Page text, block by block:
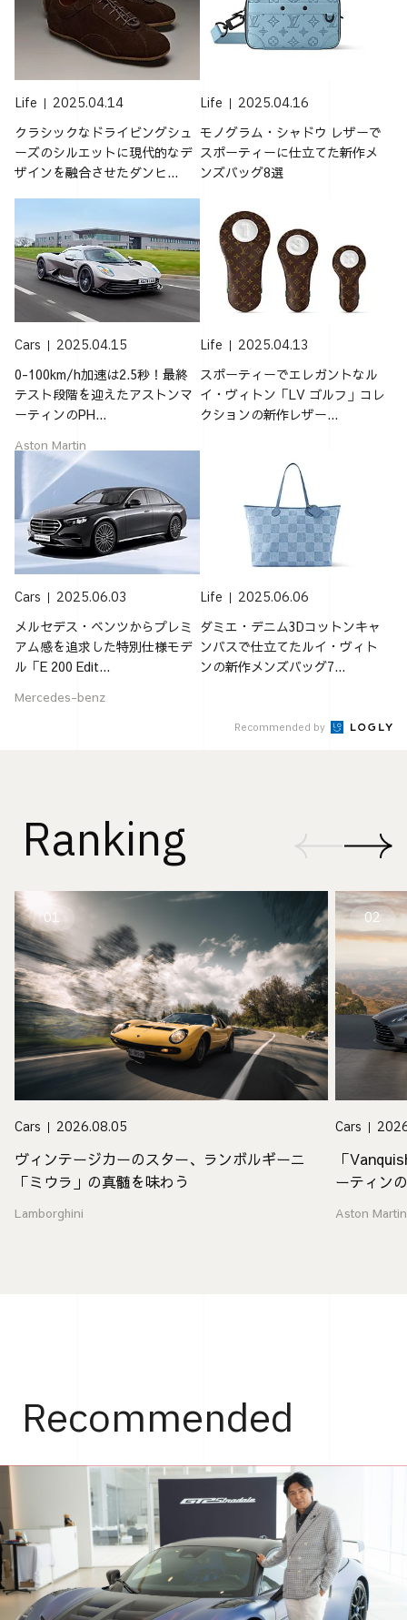
Life 2025.04.14
クラシックなドライビングシュ
ーズのシルエットに現代的なデ
ザインを融合させたダンヒ...
Life 2025.04.16
モノグラム・シャドウ レザーで
スポーティーに仕立てた新作メ
ンズバッグ8選
Cars 2025.04.15
0-100km/h加速は2.5秒！最終
テスト段階を迎えたアストンマ
ーティンのPH...
Aston Martin
Life 2025.04.13
スポーティーでエレガントなル
イ・ヴィトン「LV ゴルフ」コレ
クションの新作レザー...
Cars 2025.06.03
メルセデス・ベンツからプレミ
アム感を追求した特別仕様モデ
ル「E 200 Edit...
Mercedes-benz
Life 2025.06.06
ダミエ・デニム3Dコットンキャ
ンバスで仕立てたルイ・ヴィト
ンの新作メンズバッグ7...
Recommended by
Ranking
01
Cars 2026.08.05
ヴィンテージカーのスター、ランボルギーニ
「ミウラ」の真髄を味わう
Lamborghini
02
Cars
「
ーティン
Aston Martin
Recommended